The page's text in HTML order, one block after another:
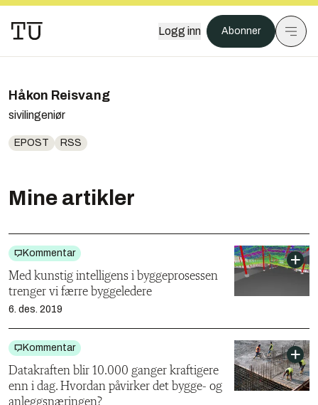
Logg inn Abonner
Håkon Reisvang
sivilingeniør
EPOST RSS
Mine artikler
Kommentar
Med kunstig intelligens i byggeprosessen
trenger vi færre byggeledere
6. des. 2019
Kommentar
Datakraften blir 10.000 ganger kraftigere
enn i dag. Hvordan påvirker det bygge- og
anleggsnæringen?